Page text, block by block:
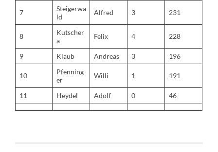
7
Steigerwa
ld
Alfred 3 231
8
Kutscher
a
Felix 4 228
9 Klaub Andreas 3 196
10
Pfenning
er
Willi 1 191
11 Heydel Adolf 0 46